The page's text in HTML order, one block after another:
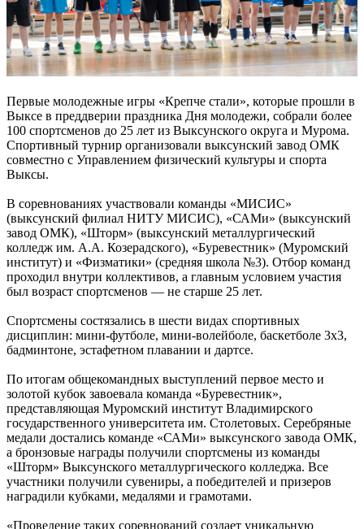
Первые молодежные игры «Крепче стали», которые прошли в
Выксе в преддверии праздника Дня молодежи, собрали более
100 спортсменов до 25 лет из Выксунского округа и Мурома.
Спортивный турнир организовали выксунский завод ОМК
совместно с Управлением физический культуры и спорта
Выксы.
В соревнованиях участвовали команды «МИСИС»
(выксунский филиал НИТУ МИСИС), «САМи» (выксунский
завод ОМК), «Шторм» (выксунский металлургический
колледж им. А.А. Козерадского), «Буревестник» (Муромский
институт) и «Физматики» (средняя школа №3). Отбор команд
проходил внутри коллективов, а главным условием участия
был возраст спортсменов — не старше 25 лет.
Спортсмены состязались в шести видах спортивных
дисциплин: мини-футболе, мини-волейболе, баскетболе 3х3,
бадминтоне, эстафетном плавании и дартсе.
По итогам общекомандных выступлений первое место и
золотой кубок завоевала команда «Буревестник»,
представляющая Муромский институт Владимирского
государственного университета им. Столетовых. Серебряные
медали достались команде «САМи» выксунского завода ОМК,
а бронзовые награды получили спортсмены из команды
«Шторм» Выксунского металлургического колледжа. Все
участники получили сувениры, а победителей и призеров
наградили кубками, медалями и грамотами.
«Проведение таких соревнований создает уникальную